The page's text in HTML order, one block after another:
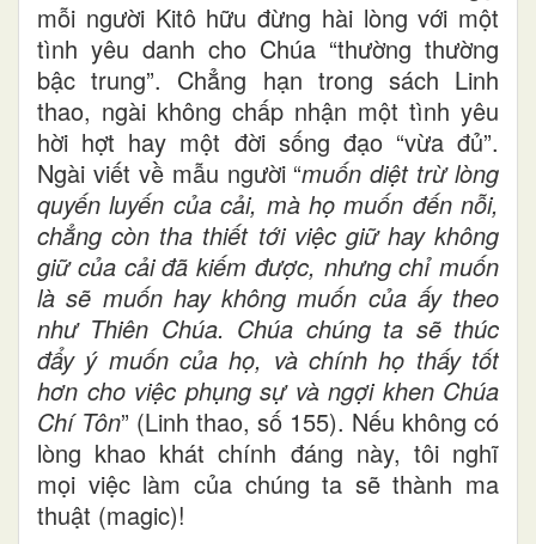
mỗi người Kitô hữu đừng hài lòng với một
tình yêu danh cho Chúa “thường thường
bậc trung”. Chẳng hạn trong sách Linh
thao, ngài không chấp nhận một tình yêu
hời hợt hay một đời sống đạo “vừa đủ”.
Ngài viết về mẫu người “muốn diệt trừ lòng
quyến luyến của cải, mà họ muốn đến nỗi,
chẳng còn tha thiết tới việc giữ hay không
giữ của cải đã kiếm được, nhưng chỉ muốn
là sẽ muốn hay không muốn của ấy theo
như Thiên Chúa. Chúa chúng ta sẽ thúc
đẩy ý muốn của họ, và chính họ thấy tốt
hơn cho việc phụng sự và ngợi khen Chúa
Chí Tôn” (Linh thao, số 155). Nếu không có
lòng khao khát chính đáng này, tôi nghĩ
mọi việc làm của chúng ta sẽ thành ma
thuật (magic)!